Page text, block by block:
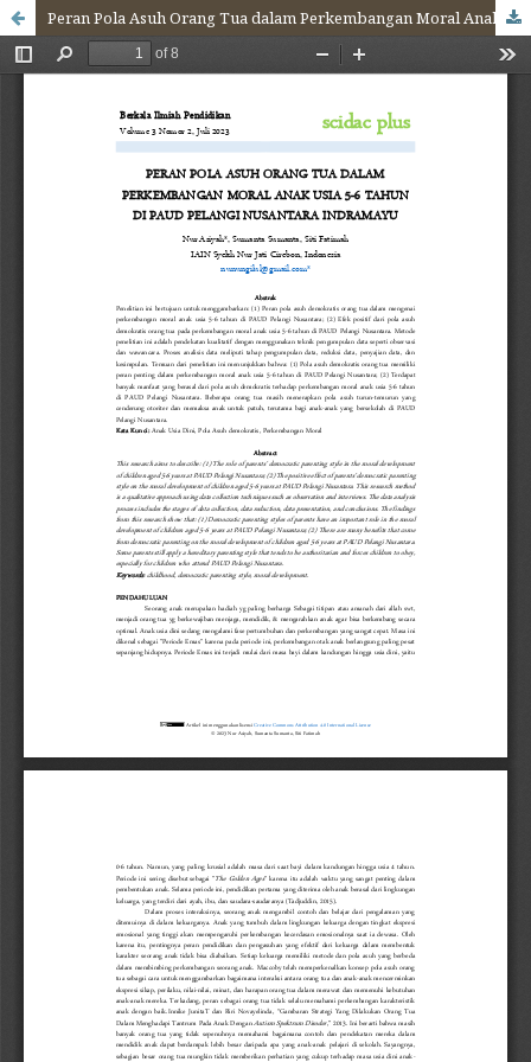
Peran Pola Asuh Orang Tua dalam Perkembangan Moral Anak Usia 5-6 Tahun di PAUD Pelangi Nusantara Indramayu